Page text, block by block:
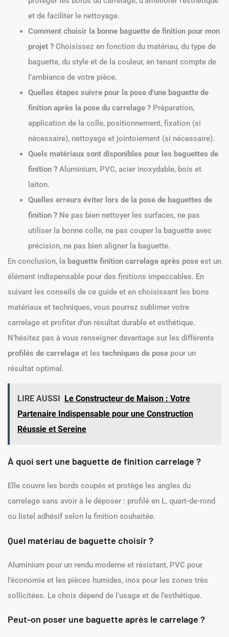
et de faciliter le nettoyage.
Comment choisir la bonne baguette de finition pour mon
projet ? Choisissez en fonction du matériau, du type de
baguette, du style et de la couleur, en tenant compte de
l’ambiance de votre pièce.
Quelles étapes suivre pour la pose d’une baguette de
finition après la pose du carrelage ? Préparation,
application de la colle, positionnement, fixation (si
nécessaire), nettoyage et jointoiement (si nécessaire).
Quels matériaux sont disponibles pour les baguettes de
finition ? Aluminium, PVC, acier inoxydable, bois et
laiton.
Quelles erreurs éviter lors de la pose de baguettes de
finition ? Ne pas bien nettoyer les surfaces, ne pas
utiliser la bonne colle, ne pas couper la baguette avec
précision, ne pas bien aligner la baguette.
En conclusion, la baguette finition carrelage après pose est un
élément indispensable pour des finitions impeccables. En
suivant les conseils de ce guide et en choisissant les bons
matériaux et techniques, vous pourrez sublimer votre
carrelage et profiter d’un résultat durable et esthétique.
N’hésitez pas à vous renseigner davantage sur les différents
profilés de carrelage et les techniques de pose pour un
résultat optimal.
LIRE AUSSI
Le Constructeur de Maison : Votre
Partenaire Indispensable pour une Construction
Réussie et Sereine
À quoi sert une baguette de finition carrelage ?
Elle couvre les bords coupés et protège les angles du
carrelage sans avoir à le déposer : profilé en L, quart-de-rond
ou listel adhésif selon la finition souhaitée.
Quel matériau de baguette choisir ?
Aluminium pour un rendu moderne et résistant, PVC pour
l’économie et les pièces humides, inox pour les zones très
sollicitées. Le choix dépend de l’usage et de l’esthétique.
Peut-on poser une baguette après le carrelage ?